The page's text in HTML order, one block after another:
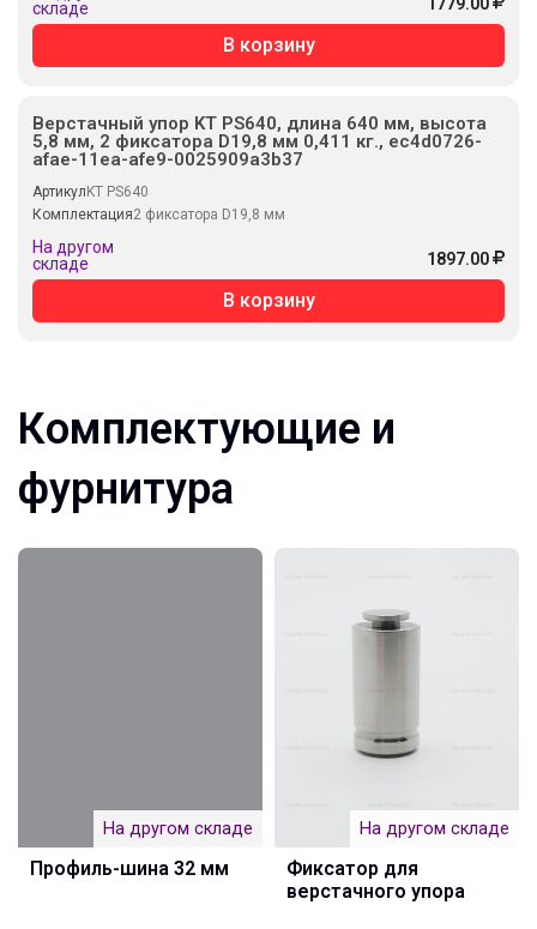
складе
В корзину
Верстачный упор KT PS640, длина 640 мм, высота
5,8 мм, 2 фиксатора D19,8 мм 0,411 кг., ec4d0726-
afae-11ea-afe9-0025909a3b37
АртикулKT PS640
Комплектация2 фиксатора D19,8 мм
На другом
складе
1897.00
В корзину
Комплектующие и
фурнитура
На другом складе
Профиль-шина 32 мм
На другом складе
Фиксатор для
верстачного упора